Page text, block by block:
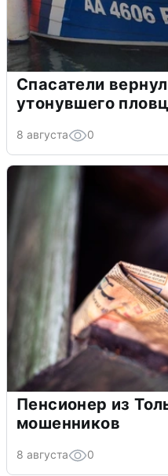
Спасатели
утонувшего
8 августа 0
Пенсионер из
мошенников
8 августа 0